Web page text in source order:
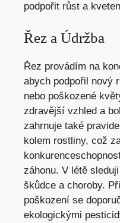
podpořit růst a
Řez a Údržba
Řez provádím na
abych podpořil nový
nebo poškozené
zdravější vzhled a
zahrnuje také
kolem rostliny, což
záhonu. V létě
škůdce a choroby.
poškození se
ekologickými